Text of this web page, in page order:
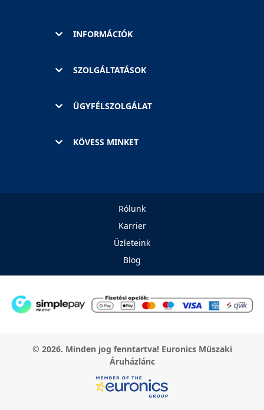
INFORMÁCIÓK
SZOLGÁLTATÁSOK
ÜGYFÉLSZOLGÁLAT
KÖVESS MINKET
Rólunk
Karrier
Üzleteink
Blog
© 2026. Minden jog fenntartva! Euronics Műszaki
Áruházlánc